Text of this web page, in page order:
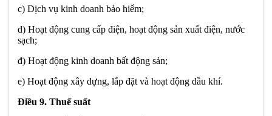
c) Dịch vụ kinh doanh bảo hiểm;
d) Hoạt động cung cấp điện, hoạt động sản xuất điện, nước
sạch;
đ) Hoạt động kinh doanh bất động sản;
e) Hoạt động xây dựng, lắp đặt và hoạt động dầu khí.
Điều 9. Thuế suất